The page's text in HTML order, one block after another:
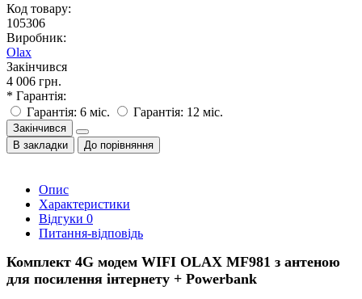
Код товару:
105306
Виробник:
Olax
Закінчився
4 006 грн.
* Гарантія:
Гарантія: 6 міс.
Гарантія: 12 міс.
Закінчився
В закладки
До порівняння
Опис
Характеристики
Відгуки 0
Питання-відповідь
Комплект 4G модем WIFI OLAX MF981 з антеною
для посилення інтернету + Powerbank